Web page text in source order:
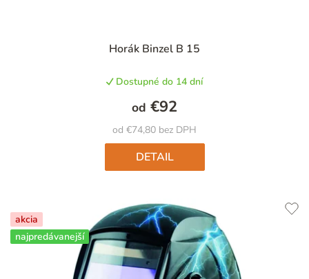
Horák Binzel B 15
hodnotenie
je
4,0
z
5
hviezdičiek.
Dostupné do 14 dní
od €74,80 bez DPH
od €92
DETAIL
akcia
najpredávanejší